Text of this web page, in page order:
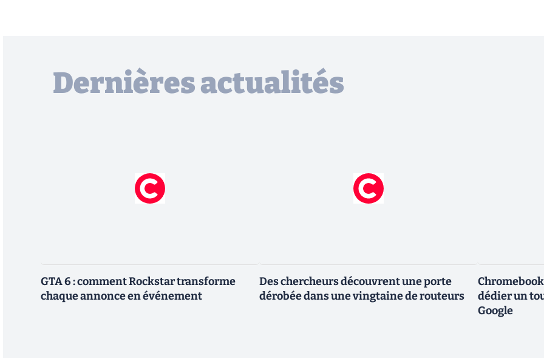
Dernières actualités
GTA 6 : comment Rockstar transforme
chaque annonce en événement
Des chercheurs découvrent une porte
dérobée dans une vingtaine de routeurs
dédier un
Google